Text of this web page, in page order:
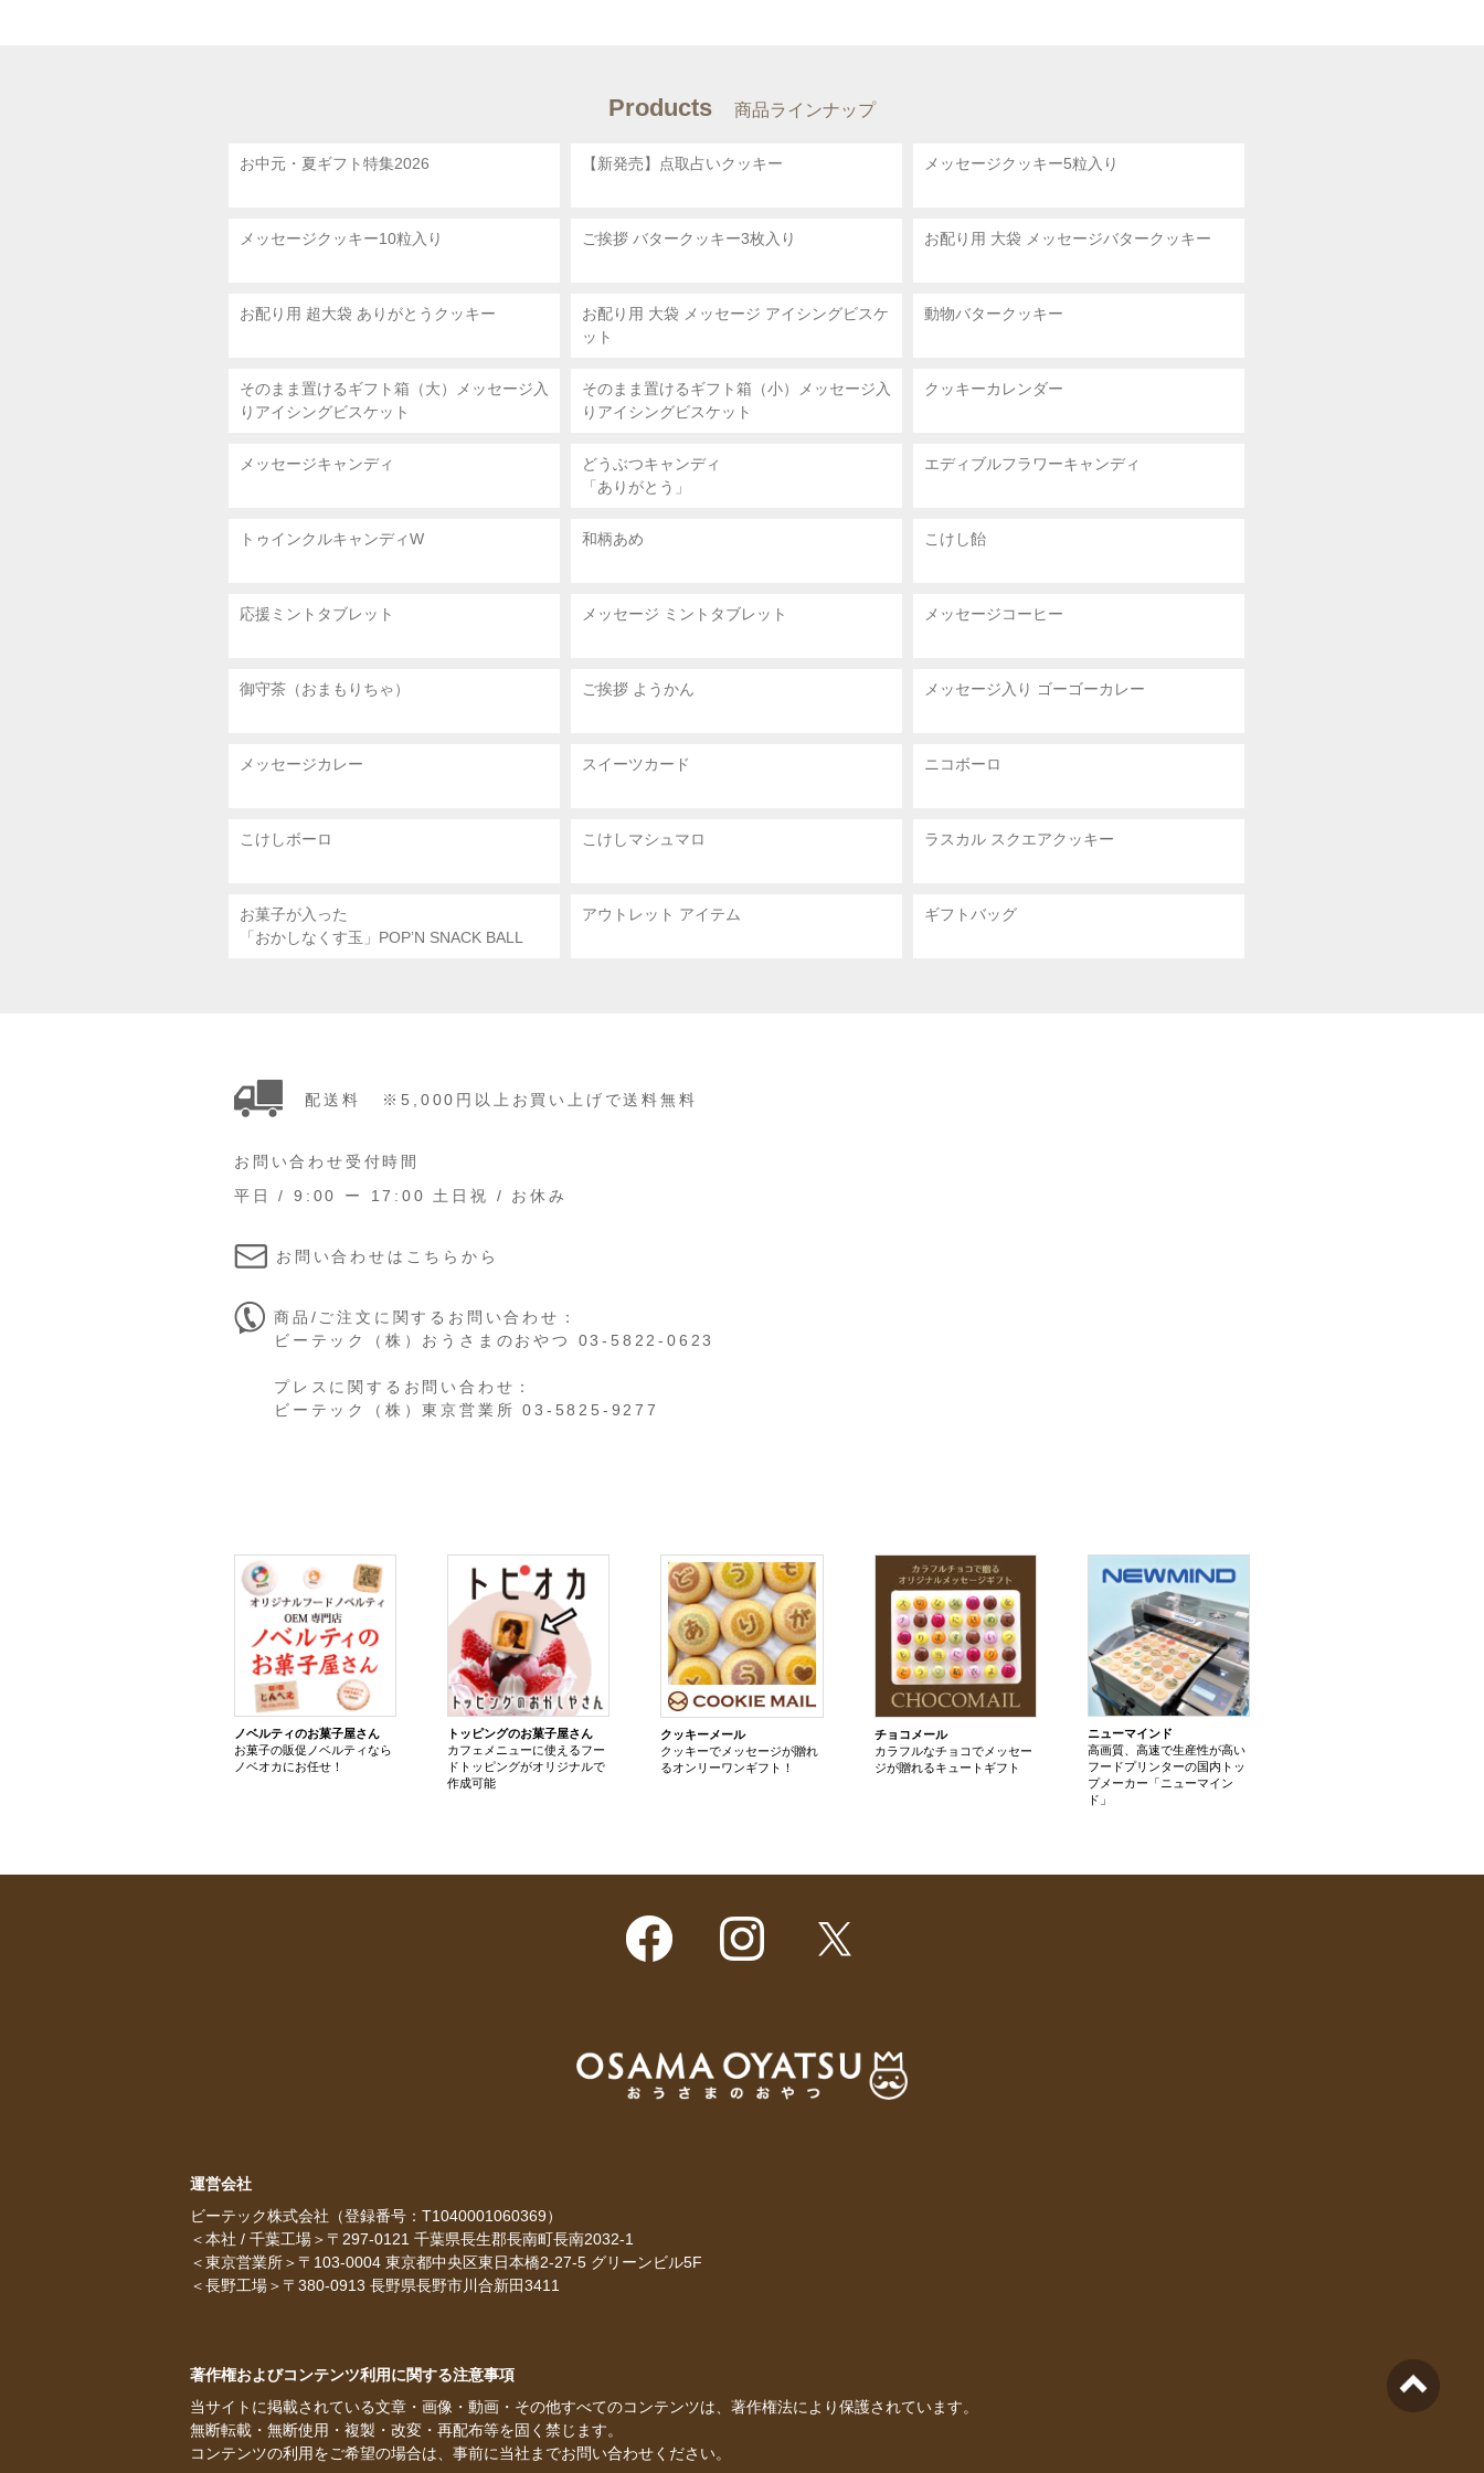
Products 商品ラインナップ
お中元・夏ギフト特集2026 【新発売】点取占いクッキー メッセージクッキー5粒入り
メッセージクッキー10粒入り ご挨拶 バタークッキー3枚入り お配り用 大袋 メッセージバタークッキー
お配り用 超大袋 ありがとうクッキー お配り用 大袋 メッセージ アイシングビスケ
ット
動物バタークッキー
そのまま置けるギフト箱（大）メッセージ入
りアイシングビスケット
そのまま置けるギフト箱（小）メッセージ入
りアイシングビスケット
クッキーカレンダー
メッセージキャンディ
どうぶつキャンディ
「ありがとう」
エディブルフラワーキャンディ
トゥインクルキャンディW 和柄あめ こけし飴
応援ミントタブレット メッセージ ミントタブレット メッセージコーヒー
御守茶（おまもりちゃ） ご挨拶 ようかん メッセージ入り ゴーゴーカレー
メッセージカレー スイーツカード ニコボーロ
こけしボーロ こけしマシュマロ ラスカル スクエアクッキー
お菓子が入った
「おかしなくす玉」POP’N SNACK BALL
アウトレット アイテム ギフトバッグ
配送料 ※5,000円以上お買い上げで送料無料
お問い合わせ受付時間
平日 / 9:00 ー 17:00 土日祝 / お休み
お問い合わせはこちらから
商品/ご注文に関するお問い合わせ：
ビーテック（株）おうさまのおやつ 03-5822-0623
プレスに関するお問い合わせ：
ビーテック（株）東京営業所 03-5825-9277
ノベルティのお菓子屋さん
お菓子の販促ノベルティなら
ノベオカにお任せ！
トッピングのお菓子屋さん
カフェメニューに使えるフー
ドトッピングがオリジナルで
作成可能
クッキーメール
クッキーでメッセージが贈れ
るオンリーワンギフト！
チョコメール
カラフルなチョコでメッセー
ジが贈れるキュートギフト
ニューマインド
高画質、高速で生産性が高い
フードプリンターの国内トッ
プメーカー「ニューマイン
ド」
運営会社
ビーテック株式会社（登録番号：T1040001060369）
＜本社 / 千葉工場＞ 〒297-0121 千葉県長生郡長南町長南2032-1
＜東京営業所＞ 〒103-0004 東京都中央区東日本橋2-27-5 グリーンビル5F
＜長野工場＞ 〒380-0913 長野県長野市川合新田3411
著作権およびコンテンツ利用に関する注意事項
当サイトに掲載されている文章・画像・動画・その他すべてのコンテンツは、著作権法により保護されています。
無断転載・無断使用・複製・改変・再配布等を固く禁じます。
コンテンツの利用をご希望の場合は、事前に当社までお問い合わせください。